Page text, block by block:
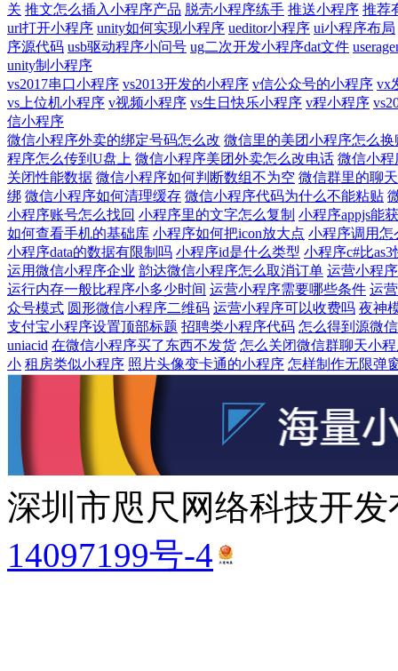
关 推文怎么插入小程序产品 脱壳小程序练手 推送小程序 推荐
url打开小程序 unity如何实现小程序 ueditor小程序 ui小程序布局
序源代码 usb驱动程序小问号 ug二次开发小程序dat文件
unity制小程序
vs2017串口小程序 vs2013开发的小程序 v信公众号的小程序 vx
vs上位机小程序 v视频小程序 vs生日快乐小程序 v程小程序
信小程序
微信小程序外卖的绑定号码怎么改 微信里的美团小程序怎么换
程序怎么传到U盘上 微信小程序美团外卖怎么改电话 微信小程
关闭性能数据 微信小程序如何判断数组不为空 微信群里的聊
绑 微信小程序如何清理缓存 微信小程序代码为什么不能粘贴
小程序账号怎么找回 小程序里的文字怎么复制 小程序appjs能
如何查看手机的基础库 小程序如何把icon放大点 小程序调用怎
小程序data的数据有限制吗 小程序id是什么类型 小程序c#比as3
运用微信小程序企业 韵达微信小程序怎么取消订单 运营小程
运行内存一般比程序小多少时间 运营小程序需要哪些条件 运
众号模式 圆形微信小程序二维码 运营小程序可以收费吗 夜神
支付宝小程序设置顶部标题 招聘类小程序代码 怎么得到源微
uniacid 在微信小程序买了东西不发货 怎么关闭微信群聊天小
小 租房类似小程序 照片头像变卡通的小程序 怎样制作无限弹
深圳市咫尺网络科技开
14097199号-4